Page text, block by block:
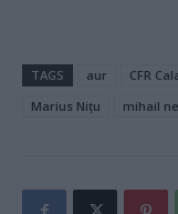
TAGS aur CFR
Marius Nițu
mihail